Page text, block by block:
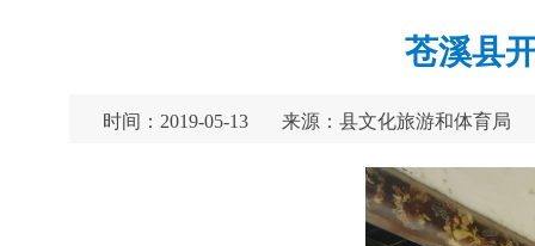
苍溪县
时间：2019-05-13 来源：县文化旅游和体育局